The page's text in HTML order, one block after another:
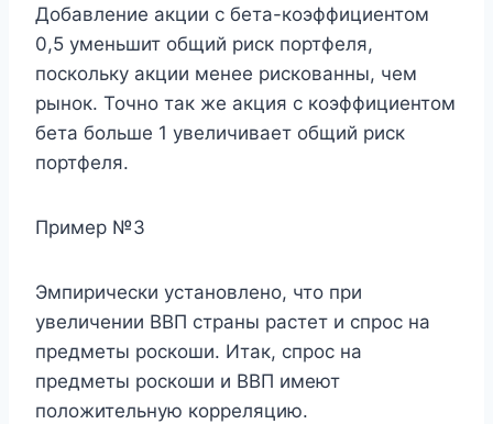
Добавление акции с бета-коэффициентом
0,5 уменьшит общий риск портфеля,
поскольку акции менее рискованны, чем
рынок. Точно так же акция с коэффициентом
бета больше 1 увеличивает общий риск
портфеля.
Пример №3
Эмпирически установлено, что при
увеличении ВВП страны растет и спрос на
предметы роскоши. Итак, спрос на
предметы роскоши и ВВП имеют
положительную корреляцию.